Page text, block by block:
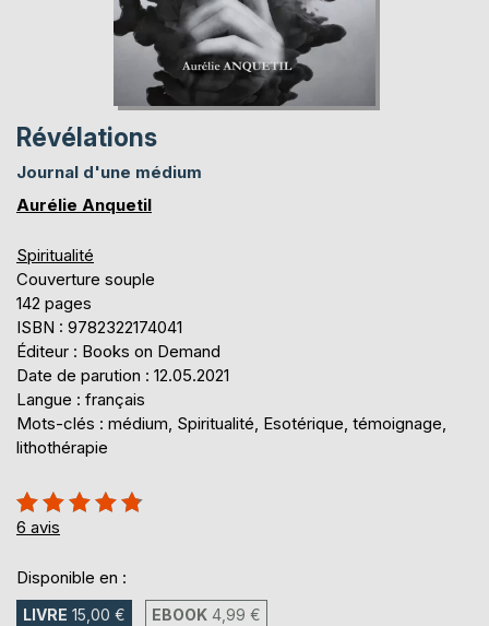
Révélations
Journal d'une médium
Aurélie Anquetil
Spiritualité
Couverture souple
142 pages
ISBN : 9782322174041
Éditeur : Books on Demand
Date de parution : 12.05.2021
Langue : français
Mots-clés : médium, Spiritualité, Esotérique, témoignage,
lithothérapie
Évaluation:
93%
6 avis
Disponible en :
LIVRE 15,00 € EBOOK 4,99 €